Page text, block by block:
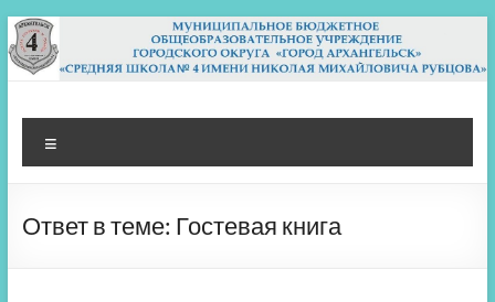
Перейти
к
содержимому
МБОУ СШ 4
Архангельск
Ответ в теме: Гостевая книга